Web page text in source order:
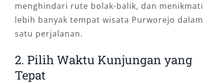
menghindari rute bolak-balik, dan menikmati
lebih banyak tempat wisata Purworejo dalam
satu perjalanan.
2. Pilih Waktu Kunjungan yang
Tepat